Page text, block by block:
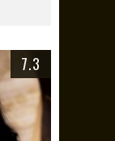
7.3